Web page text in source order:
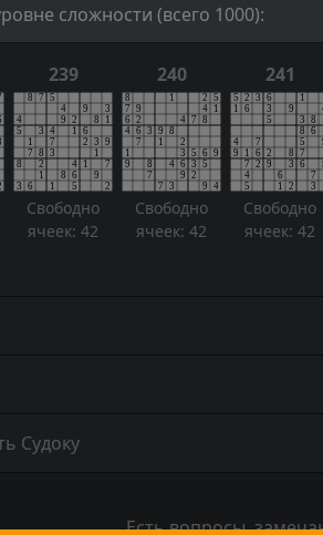
сложности (всего 1000):
239
Свободно
ячеек: 42
240
Свободно
ячеек: 42
241
Свободно
ячеек: 42
Судоку
Есть вопросы,